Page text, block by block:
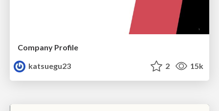
Company Profile
katsuegu23
2 15k